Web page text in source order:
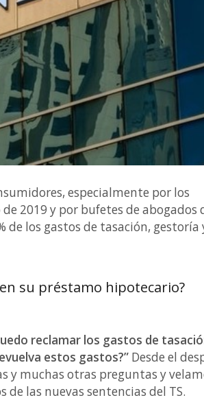
especialmente por los
2019 y por bufetes de abogados
de los gastos de tasación, gestoría
su préstamo hipotecario?
reclamar los gastos de
estos gastos?” Desde el
y muchas otras preguntas y
las nuevas sentencias del TS.